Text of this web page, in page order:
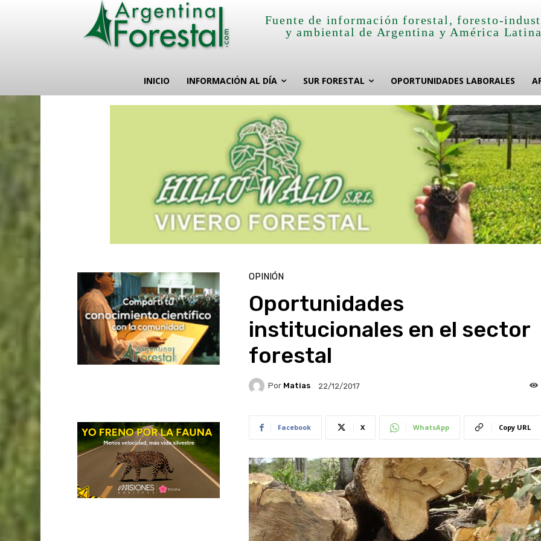
Fuente de información forestal, foresto-
y ambiental de Argentina y América
INICIO INFORMACIÓN AL DÍA SUR FORESTAL OPORTUNIDADES LABORALES
OPINIÓN
Oportunidades
institucionales en el sector
forestal
Por Matias 22/12/2017
Facebook X WhatsApp Copy URL